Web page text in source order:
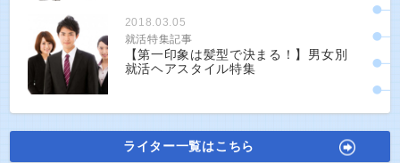
2018.03.05
就活特集記事
【第一印象は髪型で決まる！】男女別
就活ヘアスタイル特集
ライター一覧はこちら